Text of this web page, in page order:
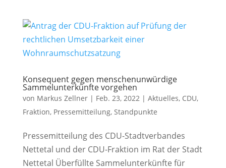
Konsequent gegen menschenunwürdige
Sammelunterkünfte vorgehen
von Markus Zellner| Feb. 23, 2022| Aktuelles, CDU,
Fraktion, Pressemitteilung, Standpunkte
Pressemitteilung des CDU-Stadtverbandes
Nettetal und der CDU-Fraktion im Rat der Stadt
Nettetal Überfüllte Sammelunterkünfte für